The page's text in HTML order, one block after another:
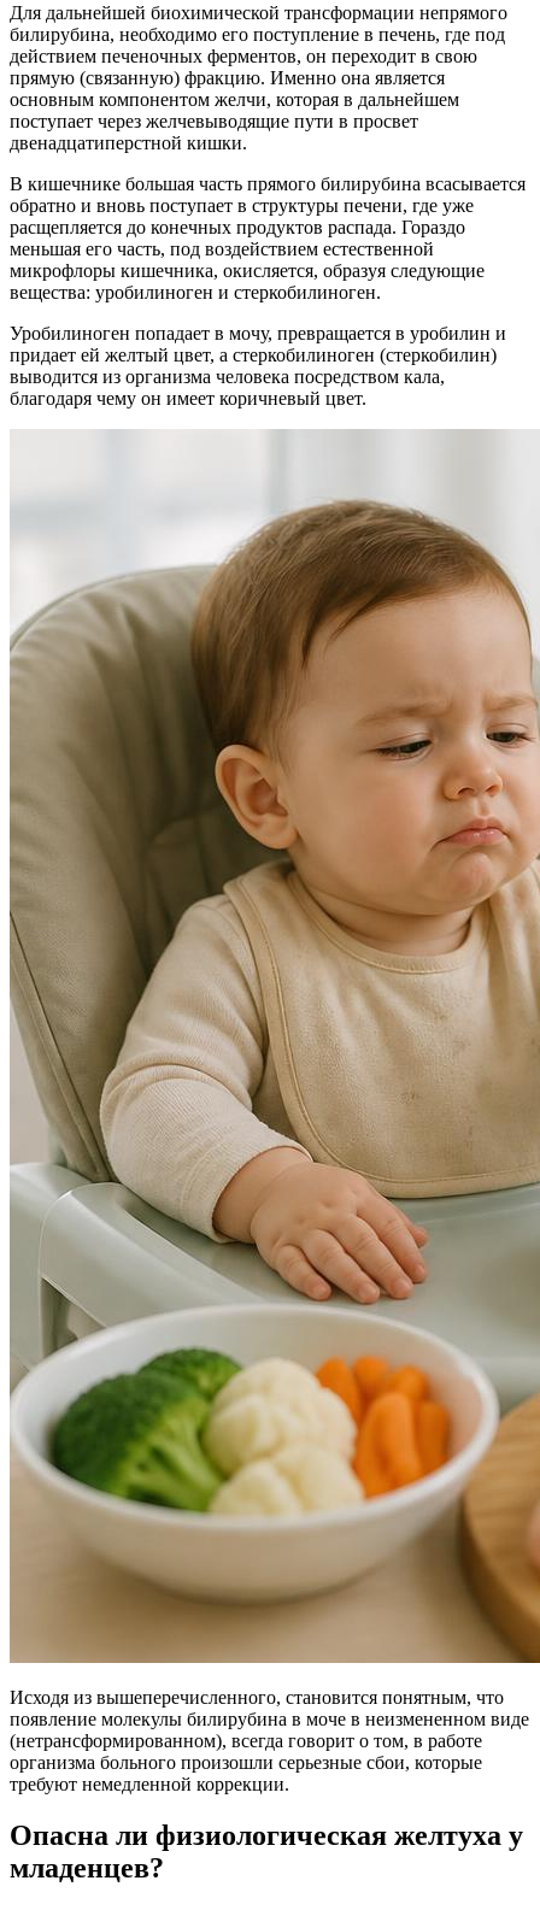
Для дальнейшей биохимической трансформации непрямого
билирубина, необходимо его поступление в печень, где под
действием печеночных ферментов, он переходит в свою
прямую (связанную) фракцию. Именно она является
основным компонентом желчи, которая в дальнейшем
поступает через желчевыводящие пути в просвет
двенадцатиперстной кишки.
В кишечнике большая часть прямого билирубина всасывается
обратно и вновь поступает в структуры печени, где уже
расщепляется до конечных продуктов распада. Гораздо
меньшая его часть, под воздействием естественной
микрофлоры кишечника, окисляется, образуя следующие
вещества: уробилиноген и стеркобилиноген.
Уробилиноген попадает в мочу, превращается в уробилин и
придает ей желтый цвет, а стеркобилиноген (стеркобилин)
выводится из организма человека посредством кала,
благодаря чему он имеет коричневый цвет.
Исходя из вышеперечисленного, становится понятным, что
появление молекулы билирубина в моче в неизмененном виде
(нетрансформированном), всегда говорит о том, в работе
организма больного произошли серьезные сбои, которые
требуют немедленной коррекции.
Опасна ли физиологическая желтуха у
младенцев?